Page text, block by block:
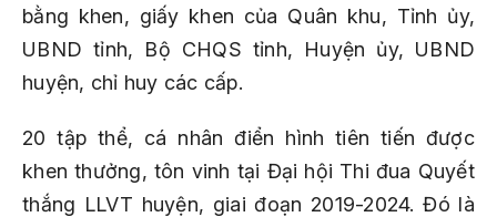
bằng khen, giấy khen của Quân khu, Tỉnh ủy,
UBND tỉnh, Bộ CHQS tỉnh, Huyện ủy, UBND
huyện, chỉ huy các cấp.
20 tập thể, cá nhân điển hình tiên tiến được
khen thưởng, tôn vinh tại Đại hội Thi đua Quyết
thắng LLVT huyện, giai đoạn 2019-2024. Đó là